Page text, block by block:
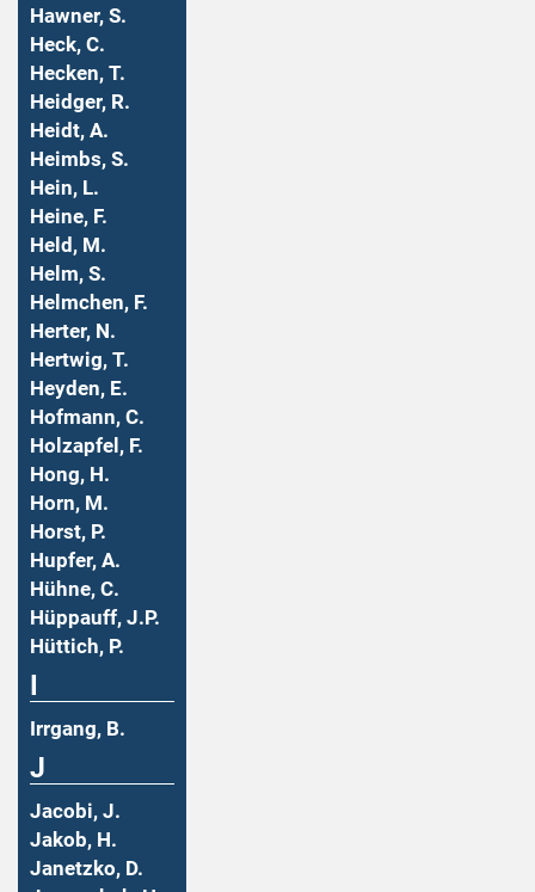
Hawner, S.
Heck, C.
Hecken, T.
Heidger, R.
Heidt, A.
Heimbs, S.
Hein, L.
Heine, F.
Held, M.
Helm, S.
Helmchen, F.
Herter, N.
Hertwig, T.
Heyden, E.
Hofmann, C.
Holzapfel, F.
Hong, H.
Horn, M.
Horst, P.
Hupfer, A.
Hühne, C.
Hüppauff, J.P.
Hüttich, P.
Irrgang, B.
J
Jacobi, J.
Jakob, H.
Janetzko, D.